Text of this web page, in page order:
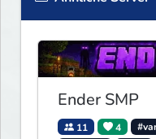
Ender SMP
11 4